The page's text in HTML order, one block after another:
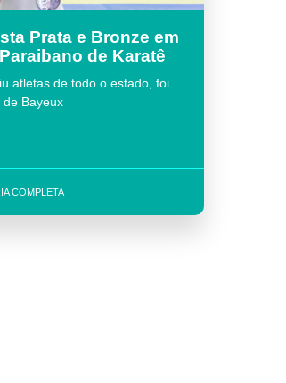
Prata e Bronze em
de Karatê
atletas de todo o estado, foi
Bayeux
COMPLETA